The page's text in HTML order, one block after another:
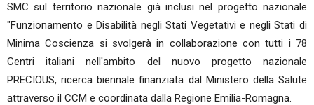
SMC sul territorio nazionale già inclusi nel progetto nazionale
"Funzionamento e Disabilità negli Stati Vegetativi e negli Stati di
Minima Coscienza si svolgerà in collaborazione con tutti i 78
Centri italiani nell'ambito del nuovo progetto nazionale
PRECIOUS, ricerca biennale finanziata dal Ministero della Salute
attraverso il CCM e coordinata dalla Regione Emilia-Romagna.